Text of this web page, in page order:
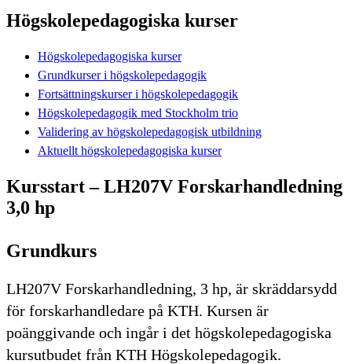
Högskolepedagogiska kurser
Högskolepedagogiska kurser
Grundkurser i högskolepedagogik
Fortsättningskurser i högskolepedagogik
Högskolepedagogik med Stockholm trio
Validering av högskolepedagogisk utbildning
Aktuellt högskolepedagogiska kurser
Kursstart – LH207V Forskarhandledning
3,0 hp
Grundkurs
LH207V Forskarhandledning, 3 hp, är skräddarsydd
för forskarhandledare på KTH. Kursen är
poänggivande och ingår i det högskolepedagogiska
kursutbudet från KTH Högskolepedagogik.